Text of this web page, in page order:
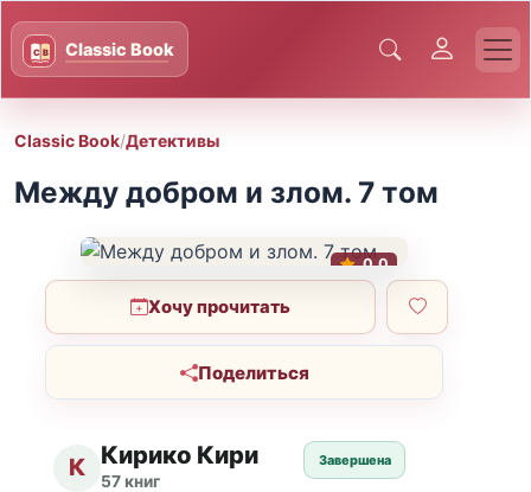
Classic Book/Детективы
Между добром и злом. 7 том
0.0
Хочу прочитать
Поделиться
К Кирико Кири
57 книг
Завершена